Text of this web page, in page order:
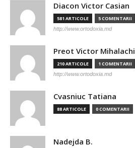
Diacon Victor Casian
581 ARTICOLE 5 COMENTARII
http://www.ortodoxia.md
Preot Victor Mihalachi
210 ARTICOLE 1 COMENTARII
http://www.ortodoxia.md
Cvasniuc Tatiana
88 ARTICOLE 0 COMENTARII
Nadejda B.